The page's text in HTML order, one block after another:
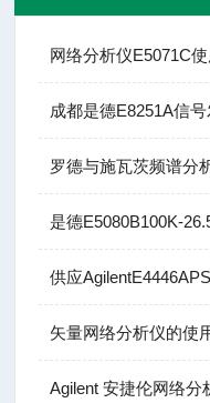
网络分析仪E5071C
成都是德E8251A信
罗德与施瓦茨频谱分
是德E5080B100K-
供应
矢量网络分析仪的使
Agilent 安捷伦网络分